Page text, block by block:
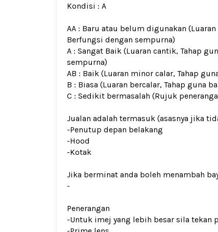
Kondisi : A
AA : Baru atau belum digunakan
Berfungsi dengan sempurna)
A : Sangat Baik (Luaran cantik, Tahap
sempurna)
AB : Baik (Luaran minor calar, Tahap
B : Biasa (Luaran bercalar, Tahap guna
C : Sedikit bermasalah (Rujuk
Jualan adalah termasuk (asasnya jika
-Penutup depan belakang
-Hood
-Kotak
Jika berminat anda boleh menambah
-
Penerangan
-Untuk imej yang lebih besar sila tekan